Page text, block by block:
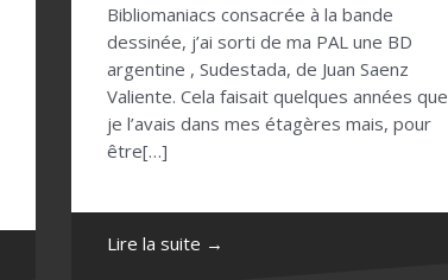
Bibliomaniacs consacrée à la bande
dessinée, j’ai sorti de ma PAL une BD
argentine , Sudestada, de Juan Saenz
Valiente. Cela faisait quelques années que
je l’avais dans mes étagères mais, pour
être[…]
Lire la suite →